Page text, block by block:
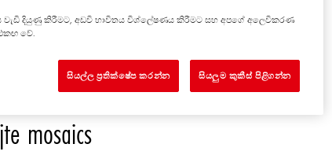
DIAMOND EVENING EMERALD FIELD EMERALD GARDEN
mosaics
දියුණු කිරීමට, අඩවි භාවිතය විශ්ලේෂණය කිරීමට සහ අපගේ අලෙවිකරණ
වේ.
සියල්ල ප්‍රතික්ෂේප කරන්න සියලුම කුකීස් පිළිගන්න